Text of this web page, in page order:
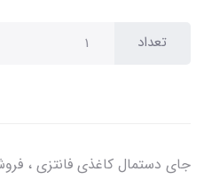
تعداد
جای دستمال کاغذی فانتزی ،